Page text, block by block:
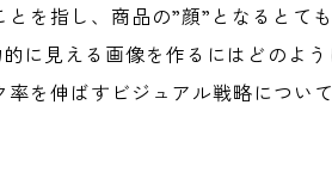
を指し、商品の”顔”となるとても
に見える画像を作るにはどのよ
を伸ばすビジュアル戦略につい